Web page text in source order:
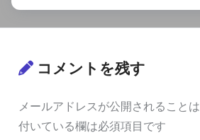
コメントを残す
メールアドレスが公開されることは
付いている欄は必須項目です